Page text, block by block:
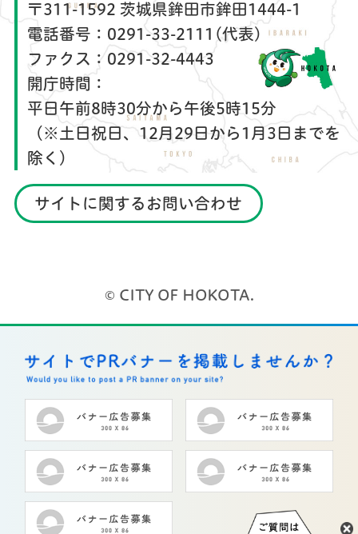
〒311-1592 茨城県鉾田市鉾田1444-1
電話番号： 0291-33-2111(代表)
ファクス： 0291-32-4443
開庁時間：
平日午前8時30分から午後5時15分
（※土日祝日、12月29日から1月3日までを
除く）
サイトに関するお問い合わせ
© CITY OF HOKOTA.